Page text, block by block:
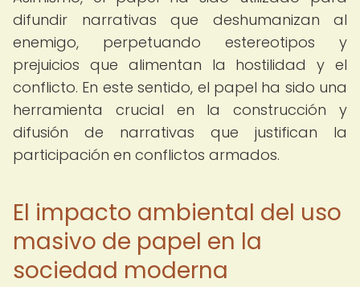
difundir narrativas que deshumanizan al
enemigo, perpetuando estereotipos y
prejuicios que alimentan la hostilidad y el
conflicto. En este sentido, el papel ha sido una
herramienta crucial en la construcción y
difusión de narrativas que justifican la
participación en conflictos armados.
El impacto ambiental del uso
masivo de papel en la
sociedad moderna